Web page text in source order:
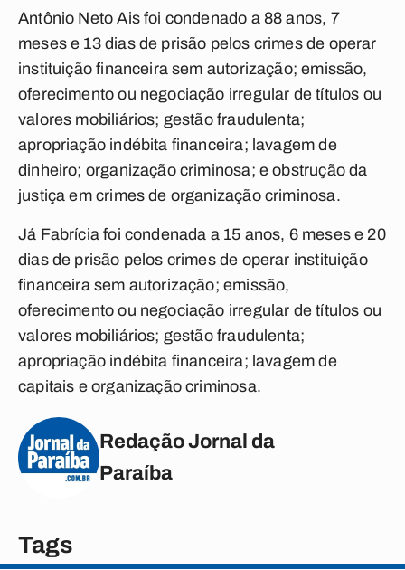
Antônio Neto Ais foi condenado a 88 anos, 7
meses e 13 dias de prisão pelos crimes de operar
instituição financeira sem autorização; emissão,
oferecimento ou negociação irregular de títulos ou
valores mobiliários; gestão fraudulenta;
apropriação indébita financeira; lavagem de
dinheiro; organização criminosa; e obstrução da
justiça em crimes de organização criminosa.
Já Fabrícia foi condenada a 15 anos, 6 meses e 20
dias de prisão pelos crimes de operar instituição
financeira sem autorização; emissão,
oferecimento ou negociação irregular de títulos ou
valores mobiliários; gestão fraudulenta;
apropriação indébita financeira; lavagem de
capitais e organização criminosa.
Redação Jornal da
Paraíba
Tags